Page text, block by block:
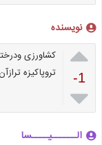
نویسنده

-1

کشاورزی
تروپاکیزه
الــــــیــــسا